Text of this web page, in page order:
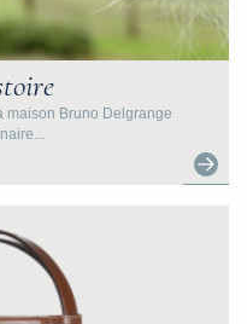
maison Bruno Delgrange